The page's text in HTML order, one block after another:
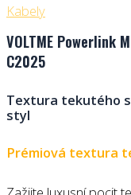
Kabely
VOLTME Powerlink
C2025
Textura tekutého
styl
Prémiová textura